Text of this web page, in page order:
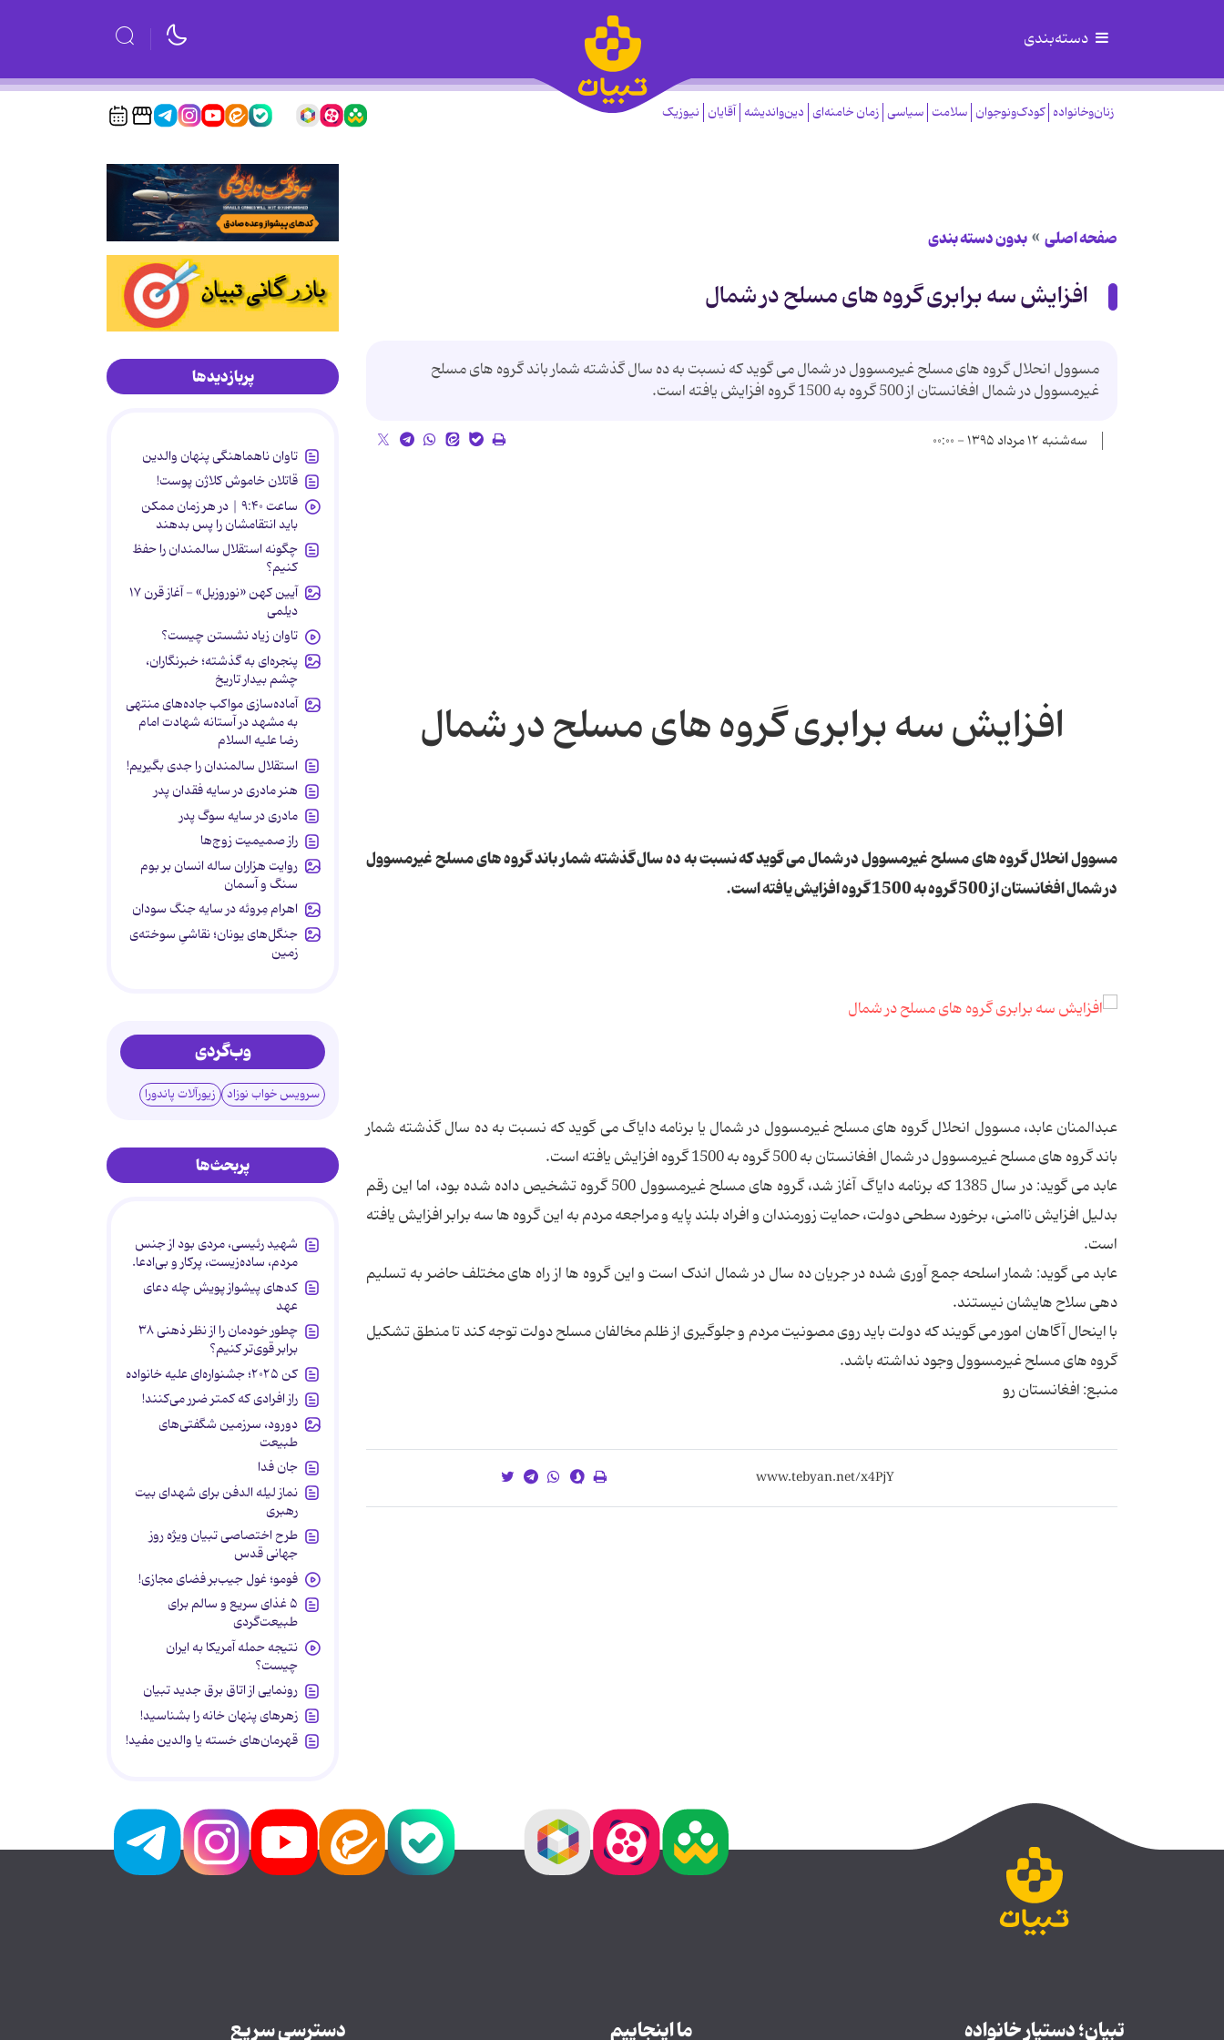
دسته‌بندی
زنان‌وخانواده کودک‌ونوجوان سلامت سیاسی زمان خامنه‌ای دین‌واندیشه آقایان نیوزیک
صفحه اصلی بدون دسته بندی
افزایش سه برابری گروه های مسلح در شمال
مسوول انحلال گروه های مسلح غیرمسوول در شمال می گوید که نسبت به ده سال گذشته شمار باند گروه های مسلح
غیرمسوول در شمال افغانستان از 500 گروه به 1500 گروه افزایش یافته است.
سه‌شنبه ۱۲ مرداد ۱۳۹۵ - ۰۰:۰۰
افزایش سه برابری گروه های مسلح در شمال
مسوول انحلال گروه های مسلح غیرمسوول در شمال می گوید که نسبت به ده سال گذشته شمار باند گروه های مسلح غیرمسوول
در شمال افغانستان از 500 گروه به 1500 گروه افزایش یافته است.
عبدالمنان عابد، مسوول انحلال گروه های مسلح غیرمسوول در شمال یا برنامه دایاگ می گوید که نسبت به ده سال گذشته شمار
باند گروه های مسلح غیرمسوول در شمال افغانستان به 500 گروه به 1500 گروه افزایش یافته است.
عابد می گوید: در سال 1385 که برنامه دایاگ آغاز شد، گروه های مسلح غیرمسوول 500 گروه تشخیص داده شده بود، اما این رقم
بدلیل افزایش ناامنی، برخورد سطحی دولت، حمایت زورمندان و افراد بلند پایه و مراجعه مردم به این گروه ها سه برابر افزایش یافته
است.
عابد می گوید: شمار اسلحه جمع آوری شده در جریان ده سال در شمال اندک است و این گروه ها از راه های مختلف حاضر به تسلیم
دهی سلاح هایشان نیستند.
با اینحال آگاهان امور می گویند که دولت باید روی مصونیت مردم و جلوگیری از ظلم مخالفان مسلح دولت توجه کند تا منطق تشکیل
گروه های مسلح غیرمسوول وجود نداشته باشد.
منبع: افغانستان رو
پربازدیدها
تاوان ناهماهنگی پنهان والدین
قاتلان خاموش کلاژن پوست!
ساعت ۹:۴۰ | در هر زمان ممکن
باید انتقامشان را پس بدهند
چگونه استقلال سالمندان را حفظ
کنیم؟
آیین کهن «نوروزبل» - آغاز قرن ۱۷
دیلمی
تاوان زیاد نشستن چیست؟
پنجره‌ای به گذشته؛ خبرنگاران،
چشم بیدار تاریخ
آماده‌سازی مواکب جاده‌های منتهی
به مشهد در آستانه شهادت امام
رضا علیه السلام
استقلال سالمندان را جدی بگیریم!
هنر مادری در سایه‌ فقدان پدر
مادری در سایه سوگ پدر
راز صمیمیت زوج‌ها
روایت هزاران ساله انسان بر بوم
سنگ و آسمان
اهرام مِروئه در سایه جنگ سودان
جنگل‌های یونان؛ نقاشیِ سوخته‌ی
زمین
وب‌گردی
سرویس خواب نوزاد زیورآلات پاندورا
پربحث‌ها
شهید رئیسی، مردی بود از جنس
مردم، ساده‌زیست، پرکار و بی‌ادعا.
کدهای پیشواز پویش چله دعای
عهد
چطور خودمان را از نظر ذهنی ۳۸
برابر قوی‌تر کنیم؟
کن ۲۰۲۵؛ جشنواره‌ای علیه خانواده
راز افرادی که کمتر ضرر می‌کنند!
دورود، سرزمین شگفتی‌های
طبیعت
جان فدا
نماز لیله الدفن برای شهدای بیت
رهبری
طرح اختصاصی تبیان ویژه روز
جهانی قدس
فومو؛ غول جیب‌بر فضای مجازی!
۵ غذای سریع و سالم برای
طبیعت‌گردی
نتیجه حمله آمریکا به ایران
چیست؟
رونمایی از اتاق برق جدید تبیان
زهرهای پنهان خانه را بشناسید!
قهرمان‌های خسته یا والدین مفید!
تبیان؛ دستیار خانواده ما اینجاییم دسترسی سریع